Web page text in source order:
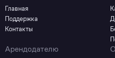
Главная
Поддержка
Контакты
Арендодателю